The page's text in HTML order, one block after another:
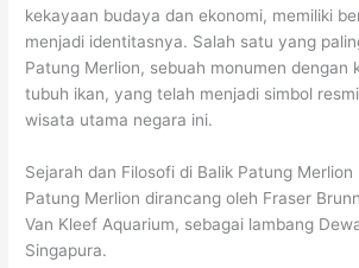
kekayaan budaya dan ekonomi, memiliki
menjadi identitasnya. Salah satu yang
Patung Merlion, sebuah monumen dengan
tubuh ikan, yang telah menjadi simbol
wisata utama negara ini.
Sejarah dan Filosofi di Balik Patung Merlion
Patung Merlion dirancang oleh Fraser
Van Kleef Aquarium, sebagai lambang
Singapura.